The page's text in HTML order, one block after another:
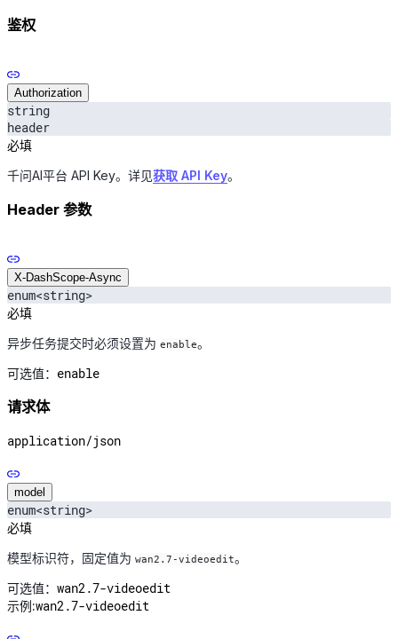
鉴权
Authorization
string
header
必填
千问AI平台 API Key。详见获取 API Key。
Header 参数
X-DashScope-Async
enum<string>
必填
异步任务提交时必须设置为 enable。
可选值： enable
请求体
application/json
model
enum<string>
必填
模型标识符，固定值为 wan2.7-videoedit。
可选值： wan2.7-videoedit
示例:wan2.7-videoedit